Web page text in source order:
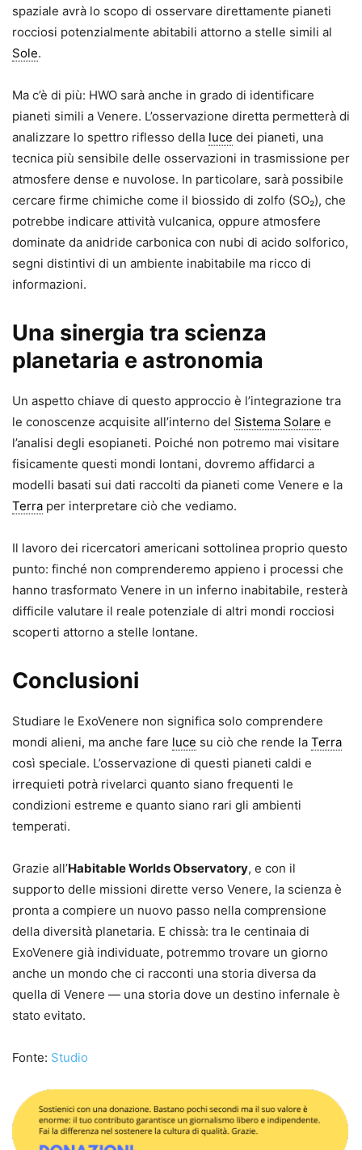
spaziale avrà lo scopo di osservare direttamente pianeti
rocciosi potenzialmente abitabili attorno a stelle simili al
Sole.
Ma c’è di più: HWO sarà anche in grado di identificare
pianeti simili a Venere. L’osservazione diretta permetterà di
analizzare lo spettro riflesso della luce dei pianeti, una
tecnica più sensibile delle osservazioni in trasmissione per
atmosfere dense e nuvolose. In particolare, sarà possibile
cercare firme chimiche come il biossido di zolfo (SO₂), che
potrebbe indicare attività vulcanica, oppure atmosfere
dominate da anidride carbonica con nubi di acido solforico,
segni distintivi di un ambiente inabitabile ma ricco di
informazioni.
Una sinergia tra scienza
planetaria e astronomia
Un aspetto chiave di questo approccio è l’integrazione tra
le conoscenze acquisite all’interno del Sistema Solare e
l’analisi degli esopianeti. Poiché non potremo mai visitare
fisicamente questi mondi lontani, dovremo affidarci a
modelli basati sui dati raccolti da pianeti come Venere e la
Terra per interpretare ciò che vediamo.
Il lavoro dei ricercatori americani sottolinea proprio questo
punto: finché non comprenderemo appieno i processi che
hanno trasformato Venere in un inferno inabitabile, resterà
difficile valutare il reale potenziale di altri mondi rocciosi
scoperti attorno a stelle lontane.
Conclusioni
Studiare le ExoVenere non significa solo comprendere
mondi alieni, ma anche fare luce su ciò che rende la Terra
così speciale. L’osservazione di questi pianeti caldi e
irrequieti potrà rivelarci quanto siano frequenti le
condizioni estreme e quanto siano rari gli ambienti
temperati.
Grazie all’Habitable Worlds Observatory, e con il
supporto delle missioni dirette verso Venere, la scienza è
pronta a compiere un nuovo passo nella comprensione
della diversità planetaria. E chissà: tra le centinaia di
ExoVenere già individuate, potremmo trovare un giorno
anche un mondo che ci racconti una storia diversa da
quella di Venere — una storia dove un destino infernale è
stato evitato.
Fonte: Studio